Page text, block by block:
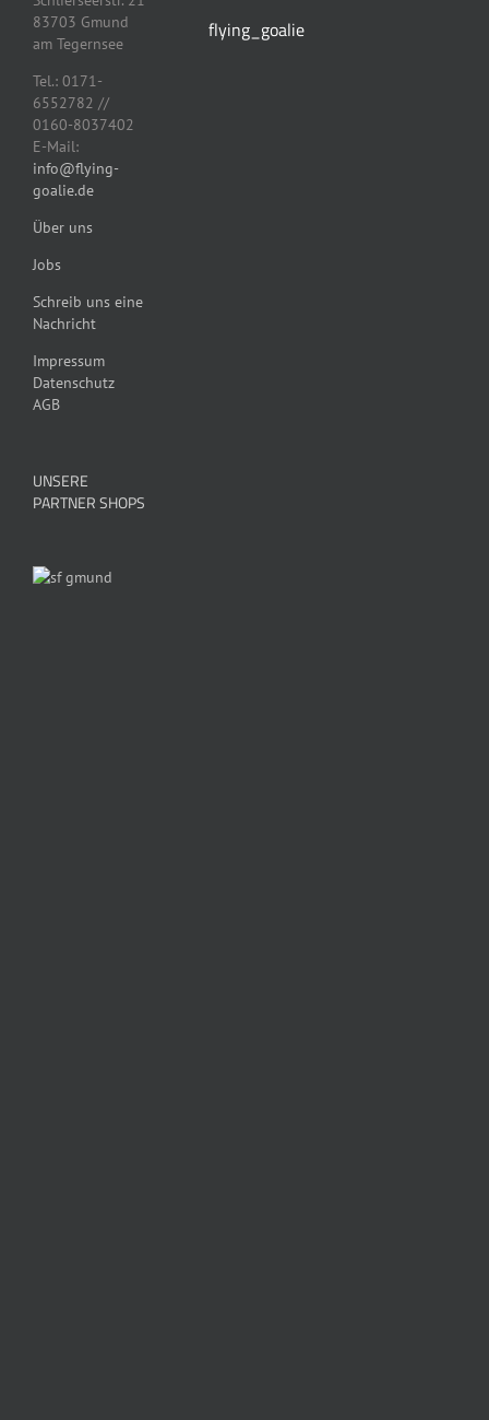
gewählt
werden
werden
83703 Gmund
am Tegernsee
Tel.: 0171-
6552782 //
0160-8037402
E-Mail:
info@flying-
goalie.de
Über uns
Jobs
Schreib uns eine
Nachricht
Impressum
Datenschutz
AGB
UNSERE
PARTNER SHOPS
flying_goalie